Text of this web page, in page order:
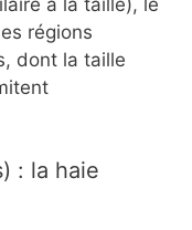
régions
dont la taille
: la haie